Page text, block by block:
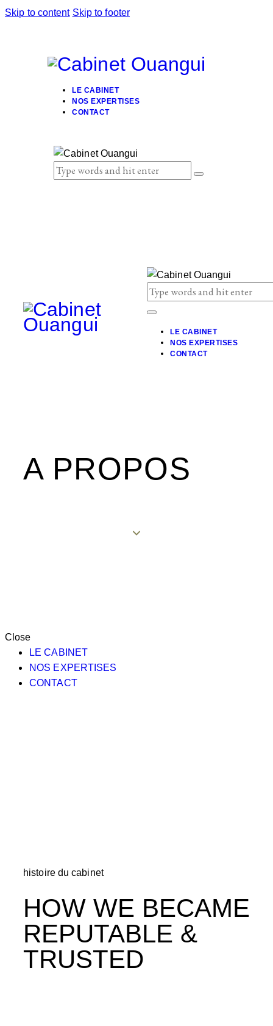
Skip to content Skip to footer
LE CABINET
NOS EXPERTISES
CONTACT
LE CABINET
NOS EXPERTISES
CONTACT
A PROPOS
Close
LE CABINET
NOS EXPERTISES
CONTACT
histoire du cabinet
HOW WE BECAME
REPUTABLE &
TRUSTED